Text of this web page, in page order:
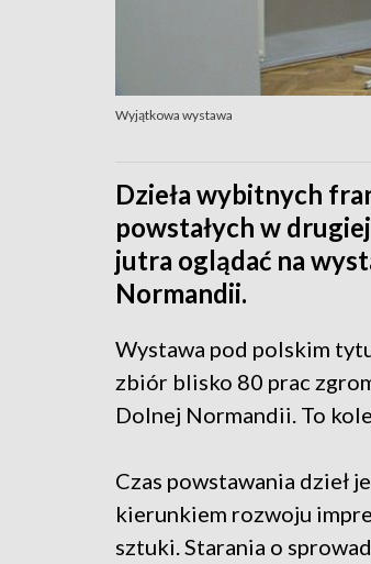
Wyjątkowa wystawa
Dzieła wybitnych
powstałych w
jutra oglądać na
Normandii.
Wystawa pod polskim
zbiór blisko 80 prac
Dolnej Normandii. To
Czas powstawania dzieł
kierunkiem rozwoju
sztuki. Starania o